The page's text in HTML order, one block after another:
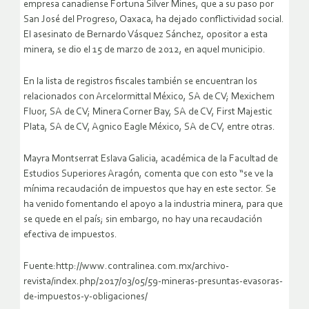
empresa canadiense Fortuna Silver Mines, que a su paso por
San José del Progreso, Oaxaca, ha dejado conflictividad social.
El asesinato de Bernardo Vásquez Sánchez, opositor a esta
minera, se dio el 15 de marzo de 2012, en aquel municipio.
En la lista de registros fiscales también se encuentran los
relacionados con Arcelormittal México, SA de CV; Mexichem
Fluor, SA de CV; Minera Corner Bay, SA de CV, First Majestic
Plata, SA de CV, Agnico Eagle México, SA de CV, entre otras.
Mayra Montserrat Eslava Galicia, académica de la Facultad de
Estudios Superiores Aragón, comenta que con esto “se ve la
mínima recaudación de impuestos que hay en este sector. Se
ha venido fomentando el apoyo a la industria minera, para que
se quede en el país; sin embargo, no hay una recaudación
efectiva de impuestos.
Fuente:http://www.contralinea.com.mx/archivo-
revista/index.php/2017/03/05/59-mineras-presuntas-evasoras-
de-impuestos-y-obligaciones/